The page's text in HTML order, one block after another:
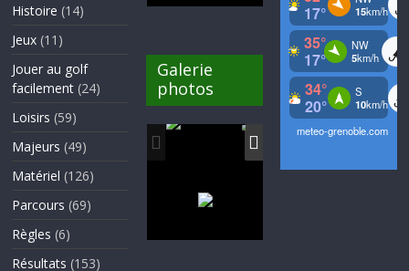
Histoire (14)
Jeux (11)
Jouer au golf
facilement (24)
Loisirs (59)
Majeurs (49)
Matériel (126)
Parcours (69)
Règles (6)
Résultats (153)
Galerie
photos